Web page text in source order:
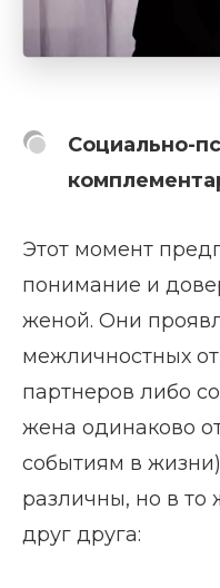
Социально-
Этот момент
понимание и
женой. Они
межличностных
партнеров либо
жена одинаково
событиям в
различны, но в
друг друга: